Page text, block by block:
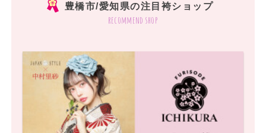
豊橋市/愛知県の注目袴ショップ
recommend shop